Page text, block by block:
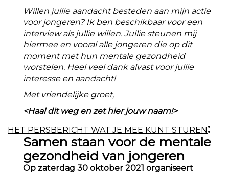
Willen jullie aandacht besteden aan mijn actie
voor jongeren? Ik ben beschikbaar voor een
interview als jullie willen. Jullie steunen mij
hiermee en vooral alle jongeren die op dit
moment met hun mentale gezondheid
worstelen. Heel veel dank alvast voor jullie
interesse en aandacht!
Met vriendelijke groet,
<Haal dit weg en zet hier jouw naam!>
HET PERSBERICHT WAT JE MEE KUNT STUREN:
Samen staan voor de mentale
gezondheid van jongeren
Op zaterdag 30 oktober 2021 organiseert